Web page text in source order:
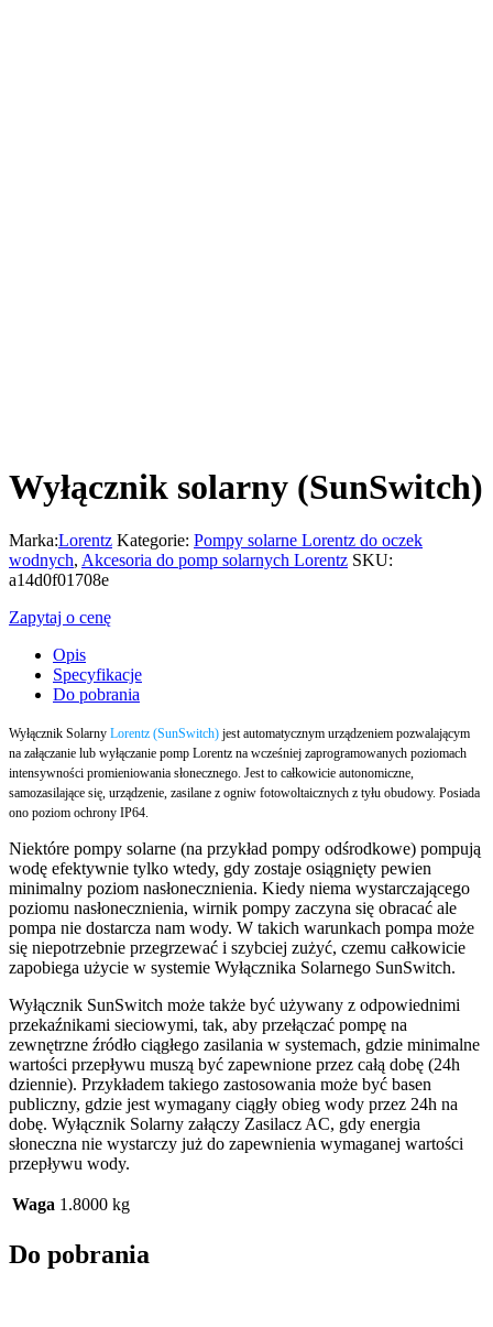
Wyłącznik solarny (SunSwitch)
Marka:Lorentz Kategorie: Pompy solarne Lorentz do oczek
wodnych, Akcesoria do pomp solarnych Lorentz SKU:
a14d0f01708e
Zapytaj o cenę
Opis
Specyfikacje
Do pobrania
Wyłącznik Solarny Lorentz (SunSwitch) jest automatycznym urządzeniem pozwalającym
na załączanie lub wyłączanie pomp Lorentz na wcześniej zaprogramowanych poziomach
intensywności promieniowania słonecznego. Jest to całkowicie autonomiczne,
samozasilające się, urządzenie, zasilane z ogniw fotowoltaicznych z tyłu obudowy. Posiada
ono poziom ochrony IP64.
Niektóre pompy solarne (na przykład pompy odśrodkowe) pompują
wodę efektywnie tylko wtedy, gdy zostaje osiągnięty pewien
minimalny poziom nasłonecznienia. Kiedy niema wystarczającego
poziomu nasłonecznienia, wirnik pompy zaczyna się obracać ale
pompa nie dostarcza nam wody. W takich warunkach pompa może
się niepotrzebnie przegrzewać i szybciej zużyć, czemu całkowicie
zapobiega użycie w systemie Wyłącznika Solarnego SunSwitch.
Wyłącznik SunSwitch może także być używany z odpowiednimi
przekaźnikami sieciowymi, tak, aby przełączać pompę na
zewnętrzne źródło ciągłego zasilania w systemach, gdzie minimalne
wartości przepływu muszą być zapewnione przez całą dobę (24h
dziennie). Przykładem takiego zastosowania może być basen
publiczny, gdzie jest wymagany ciągły obieg wody przez 24h na
dobę. Wyłącznik Solarny załączy Zasilacz AC, gdy energia
słoneczna nie wystarczy już do zapewnienia wymaganej wartości
przepływu wody.
Waga 1.8000 kg
Do pobrania